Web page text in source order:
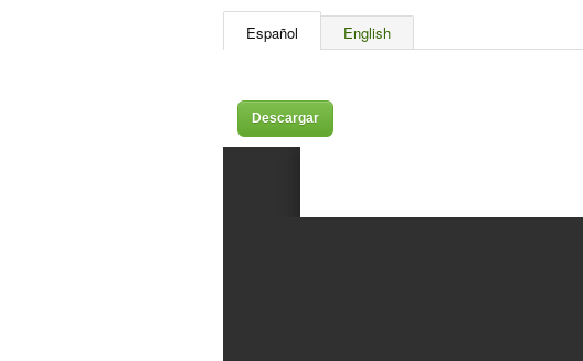
Español English
Descargar